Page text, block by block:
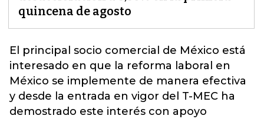
quincena de agosto
El principal socio comercial de México está
interesado en que la reforma laboral en
México se implemente de manera efectiva
y desde la entrada en vigor del T-MEC ha
demostrado este interés con apoyo